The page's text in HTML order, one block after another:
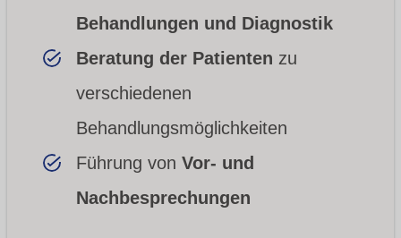
Behandlungen und Diagnostik
Beratung der Patienten zu
verschiedenen
Behandlungsmöglichkeiten
Führung von Vor- und
Nachbesprechungen